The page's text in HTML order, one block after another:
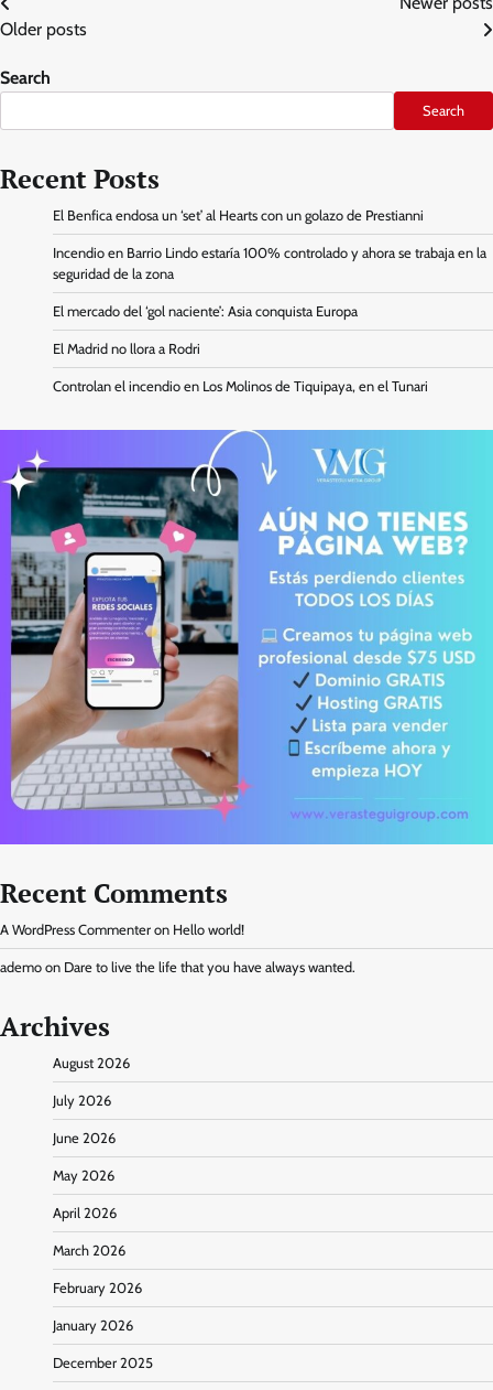
Posts
navigation
Older posts
Search
Search
Recent Posts
El Benfica endosa un ‘set’ al Hearts con un golazo de Prestianni
Incendio en Barrio Lindo estaría 100% controlado y ahora se trabaja en la
seguridad de la zona
El mercado del ‘gol naciente’: Asia conquista Europa
El Madrid no llora a Rodri
Controlan el incendio en Los Molinos de Tiquipaya, en el Tunari
Recent Comments
A WordPress Commenter on Hello world!
ademo on Dare to live the life that you have always wanted.
Archives
August 2026
July 2026
June 2026
May 2026
April 2026
March 2026
February 2026
January 2026
December 2025